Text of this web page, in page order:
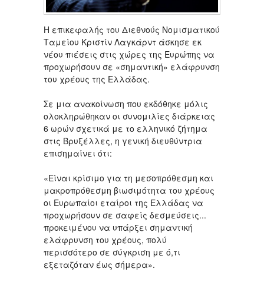
H επικεφαλής του Διεθνούς Νομισματικού
Ταμείου Κριστίν Λαγκάρντ άσκησε εκ
νέου πιέσεις στις χώρες της Ευρώπης να
προχωρήσουν σε «σημαντική» ελάφρυνση
του χρέους της Ελλάδας.
Σε μια ανακοίνωση που εκδόθηκε μόλις
ολοκληρώθηκαν οι συνομιλίες διάρκειας
6 ωρών σχετικά με το ελληνικό ζήτημα
στις Βρυξέλλες, η γενική διευθύντρια
επισημαίνει ότι:
«Είναι κρίσιμο για τη μεσοπρόθεσμη και
μακροπρόθεσμη βιωσιμότητα του χρέους
οι Ευρωπαίοι εταίροι της Ελλάδας να
προχωρήσουν σε σαφείς δεσμεύσεις...
προκειμένου να υπάρξει σημαντική
ελάφρυνση του χρέους, πολύ
περισσότερο σε σύγκριση με ό,τι
εξεταζόταν έως σήμερα».